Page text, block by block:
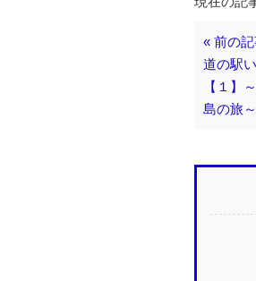
« 前の記
道の駅
【１】
島の旅～